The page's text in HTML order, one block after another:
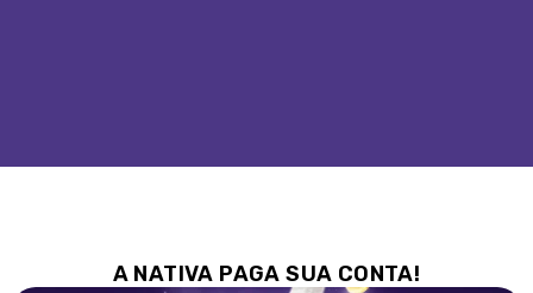
A NATIVA PAGA SUA CONTA!